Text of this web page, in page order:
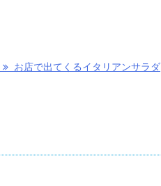
お店で出てくるイタリアンサラダ